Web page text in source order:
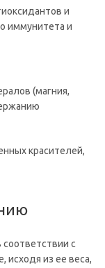
и
иммунитета и
(магния,
красителей,
с
исходя из ее веса,